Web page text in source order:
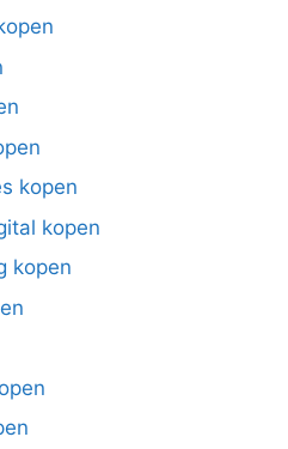
kopen
kopen
kopen